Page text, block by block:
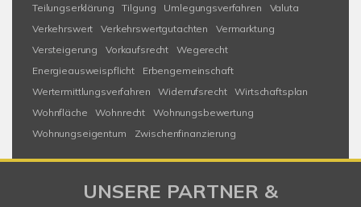
Teilungserklärung
Tilgung Umlegungsverfahren
Valuta
Verkehrswert
Verkehrswertgutachten
Vermarktung
Versteigerung
Vorkaufsrecht
Wegerecht
Energieausweispflicht
Erbengemeinschaft
Wertermittlungsverfahren
Widerrufsrecht
Wirtschaftsplan
Wohnfläche
Wohnrecht
Wohnungsbewertung
Wohnungseigentum
Zwischenfinanzierung
UNSERE PARTNER &